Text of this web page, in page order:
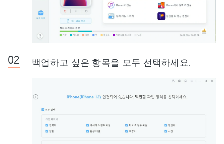
백업하고 싶은 항목을 모두 선택하세요.